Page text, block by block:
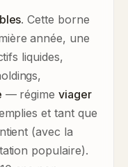
. Cette borne
année, une
liquides,
— régimeviager
et tant que
(avec la
populaire).